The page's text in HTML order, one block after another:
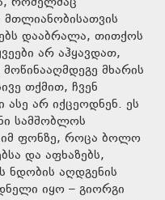
დააბრალა, თითქოს
არ აჰყავდათ,
მხარის
თქმით, ჩვენ
არ იქცეოდნენ. ეს
სამშობლოს
იმ ფონზე, როცა ბოლო
და აფხაზებს,
ნდობის აღდგენის
იყო – გიორგი